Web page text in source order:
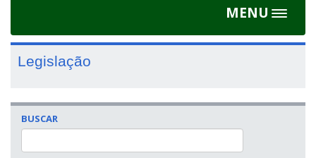
MENU
Toggle
Legislação
BUSCAR